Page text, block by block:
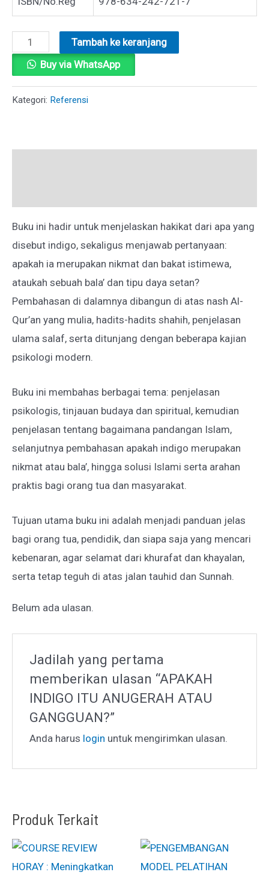
Kuantitas
APAKAH
INDIGO
ITU
GANGGUAN?
Tambah ke keranjang
Buy via WhatsApp
Kategori: Referensi
Buku ini hadir untuk menjelaskan hakikat dari apa yang
disebut indigo, sekaligus menjawab pertanyaan:
apakah ia merupakan nikmat dan bakat istimewa,
ataukah sebuah bala’ dan tipu daya setan?
Pembahasan di dalamnya dibangun di atas nash Al-
Qur’an yang mulia, hadits-hadits shahih, penjelasan
ulama salaf, serta ditunjang dengan beberapa kajian
psikologi modern.
Buku ini membahas berbagai tema: penjelasan
psikologis, tinjauan budaya dan spiritual, kemudian
penjelasan tentang bagaimana pandangan Islam,
selanjutnya pembahasan apakah indigo merupakan
nikmat atau bala’, hingga solusi Islami serta arahan
praktis bagi orang tua dan masyarakat.
Tujuan utama buku ini adalah menjadi panduan jelas
bagi orang tua, pendidik, dan siapa saja yang mencari
kebenaran, agar selamat dari khurafat dan khayalan,
serta tetap teguh di atas jalan tauhid dan Sunnah.
Belum ada ulasan.
Jadilah yang pertama
memberikan ulasan “APAKAH
INDIGO ITU ANUGERAH ATAU
GANGGUAN?”
Anda harus login untuk mengirimkan ulasan.
Produk Terkait